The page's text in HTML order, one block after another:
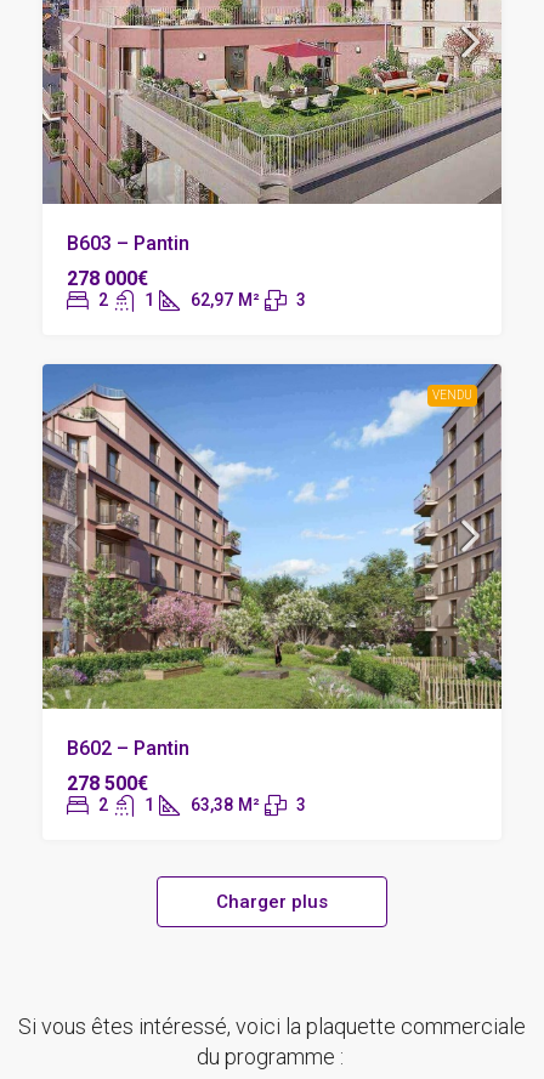
B603 – Pantin
278 000€
2 1 62,97 M² 3
VENDU
B602 – Pantin
278 500€
2 1 63,38 M² 3
Charger plus
Si vous êtes intéressé, voici la plaquette commerciale
du programme :